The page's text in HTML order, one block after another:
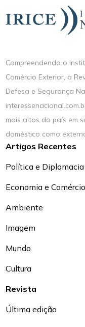
Compreendendo o
Comércio Exterior, a
Defesa e Segurança
mais altos do país em
doméstico como
Artigos Recentes
Política e Diplomacia
Economia e Comércio
Ambiente
Imagem
Mundo
Cultura
Revista
Última edição